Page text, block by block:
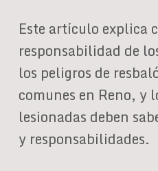
Este artículo explica
responsabilidad de
los peligros de
comunes en Reno, y
lesionadas deben
y responsabilidades.